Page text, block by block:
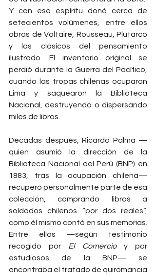
Y con ese espíritu donó cerca de
setecientos volúmenes, entre ellos
obras de Voltaire, Rousseau, Plutarco
y los clásicos del pensamiento
ilustrado. El inventario original se
perdió durante la Guerra del Pacífico,
cuando las tropas chilenas ocuparon
Lima y saquearon la Biblioteca
Nacional, destruyendo o dispersando
miles de libros.
Décadas después, Ricardo Palma —
quien asumió la dirección de la
Biblioteca Nacional del Perú (BNP) en
1883, tras la ocupación chilena—
recuperó personalmente parte de esa
colección, comprando libros a
soldados chilenos “por dos reales”,
como él mismo contó en sus memorias.
Entre ellos —según testimonio
recogido por El Comercio y por
estudiosos de la BNP— se
encontraba el tratado de quiromancia